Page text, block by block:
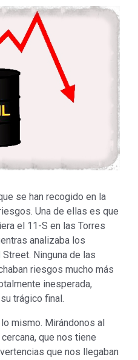
se han recogido en la
Una de ellas es que
el 11-S en las Torres
analizaba los
Ninguna de las
riesgos mucho más
inesperada,
trágico final.
mismo. Mirándonos al
que nos tiene
que nos llegaban